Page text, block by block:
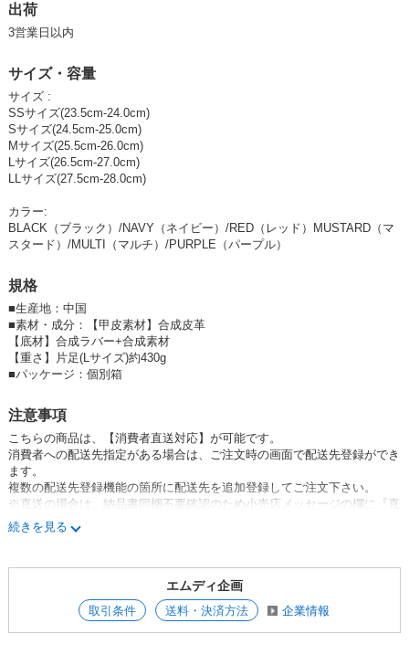
BLACK（ブラック） S（24.5-25.0cm）
カタログ価格（税抜）
SD品番：5875066S37
BLACK（ブラック） M（25.5-26.0cm）
カタログ価格（税抜）
SD品番：5875066S38 / メーカー品番：TG-2051 厚底
PURPLE（パープル） SS（23.5-24.0cm）
カタログ価格（税抜）
卸価格は会員のみ公開
SD品番：5875066S41 / メーカー品番：TG-2051 厚底
PURPLE（パープル） S（24.5-25.0cm）
カタログ価格（税抜） ¥7,900 / 1点
卸価格は会員のみ公開
分厚くクッション性に優れたミッドソールとグリップ力に優れたアウトソ
ールの組み合わせ。
サイズ展開も豊富なので、カップルではいてもOK!!
enbridgeインソール搭載
厚底スニーカー用に開発されたアーチサポートインソール搭載
にサポートします。
・踵部分の高反発EVA素材が歩行時の衝撃を吸収します。
・表面には肌触りの良いメッシュ素材を使用。本体部分は通気口のあるE
出荷
3営業日以内
サイズ・容量
サイズ :
SSサイズ(23.5cm-24.0cm)
Sサイズ(24.5cm-25.0cm)
Mサイズ(25.5cm-26.0cm)
Lサイズ(26.5cm-27.0cm)
LLサイズ(27.5cm-28.0cm)
カラー:
BLACK（ブラック）/NAVY（ネイビー）/RED（レッド）MUSTARD（マ
スタード）/MULTI（マルチ）/PURPLE（パープル）
規格
■生産地：中国
■素材・成分：【甲皮素材】合成皮革
【底材】合成ラバー+合成素材
【重さ】片足(Lサイズ)約430g
■パッケージ：個別箱
注意事項
こちらの商品は、【消費者直送対応】が可能です。
消費者への配送先指定がある場合は、ご注文時の画面で配送先登録ができ
ます。
複数の配送先登録機能の箇所に配送先を追加登録してご注文下さい。
※直送の場合は、納品書同梱不要確認のため小売店メッセージの欄に『直
送』と記載お願いします。
日時指定は
12時〜14時
14時〜16時
16時〜18時
続きを見る
エムディ企画
取引条件 送料・決済方法 企業情報